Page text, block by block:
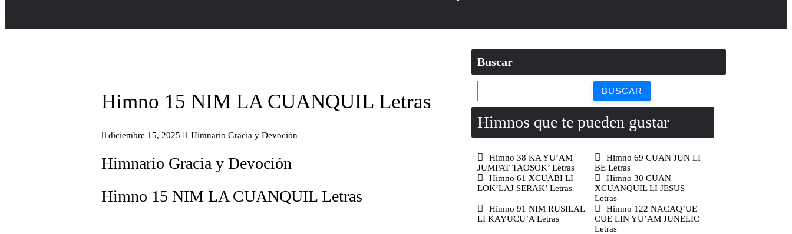
Himno 15 NIM LA CUANQUIL Letras
diciembre 15, 2025 Himnario Gracia y Devoción
Himnario Gracia y Devoción
Himno 15 NIM LA CUANQUIL Letras
Buscar
BUSCAR
Himnos que te pueden gustar
Himno 38 KA YU’AM
JUMPAT TAOSOK’ Letras
Himno 69 CUAN JUN LI
BE Letras
Himno 61 XCUABI LI
LOK’LAJ SERAK’ Letras
Himno 30 CUAN
XCUANQUIL LI JESUS
Letras
Himno 91 NIM RUSILAL
LI KAYUCU’A Letras
Himno 122 NACAQ’UE
CUE LIN YU’AM JUNELIC
Letras